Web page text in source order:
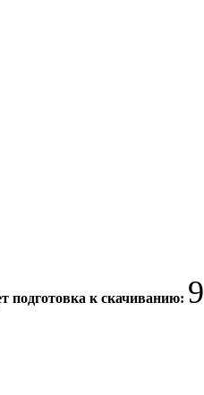
подготовка к скачиванию: 8